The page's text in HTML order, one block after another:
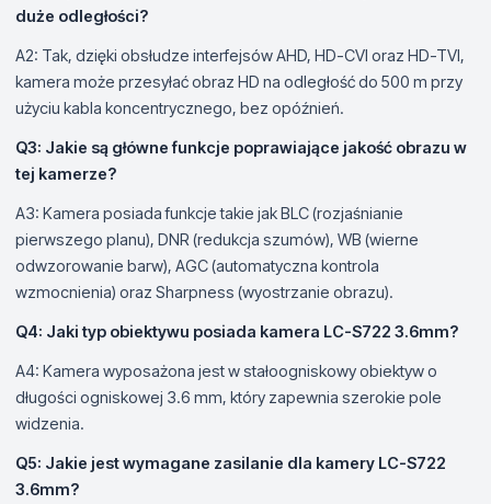
duże odległości?
A2: Tak, dzięki obsłudze interfejsów AHD, HD-CVI oraz HD-TVI,
kamera może przesyłać obraz HD na odległość do 500 m przy
użyciu kabla koncentrycznego, bez opóźnień.
Q3: Jakie są główne funkcje poprawiające jakość obrazu w
tej kamerze?
A3: Kamera posiada funkcje takie jak BLC (rozjaśnianie
pierwszego planu), DNR (redukcja szumów), WB (wierne
odwzorowanie barw), AGC (automatyczna kontrola
wzmocnienia) oraz Sharpness (wyostrzanie obrazu).
Q4: Jaki typ obiektywu posiada kamera LC-S722 3.6mm?
A4: Kamera wyposażona jest w stałoogniskowy obiektyw o
długości ogniskowej 3.6 mm, który zapewnia szerokie pole
widzenia.
Q5: Jakie jest wymagane zasilanie dla kamery LC-S722
3.6mm?